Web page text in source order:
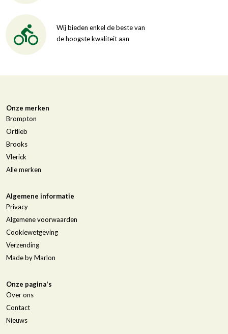
Wij bieden enkel de beste van
de hoogste kwaliteit aan
Onze merken
Brompton
Ortlieb
Brooks
Vlerick
Alle merken
Algemene informatie
Privacy
Algemene voorwaarden
Cookiewetgeving
Verzending
Made by Marlon
Onze pagina's
Over ons
Contact
Nieuws